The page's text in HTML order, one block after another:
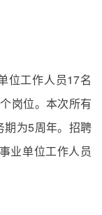
位工作人员17名
岗位。本次所有
期为5周年。招聘
业单位工作人员